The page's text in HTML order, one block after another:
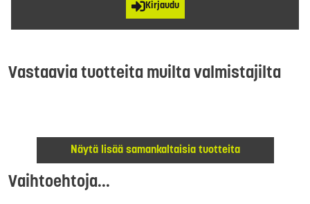
Kirjaudu
Vastaavia tuotteita muilta valmistajilta
Näytä lisää samankaltaisia tuotteita
Vaihtoehtoja...